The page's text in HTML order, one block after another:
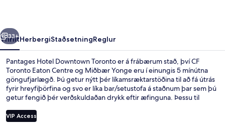
Næsta
33+
YfirlitHerbergiStaðsetningReglur
Pantages Hotel Downtown Toronto er á frábærum stað, því CF
Toronto Eaton Centre og Miðbær Yonge eru í einungis 5 mínútna
göngufjarlægð. Þú getur nýtt þér líkamsræktarstöðina til að fá útrás
fyrir hreyfiþörfina og svo er líka bar/setustofa á staðnum þar sem þú
getur fengið þér verðskuldaðan drykk eftir æfinguna. Þessu til
George háskólasvæðið eru í innan við 15 mínútna göngufjarlægð.
Meðal þess sem ferðamenn sem hafa heimsótt staðinn eru
VIP Access